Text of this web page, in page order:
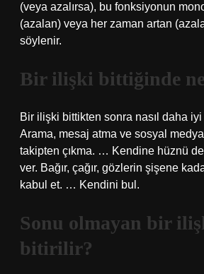
(veya azalırsa), bu fonksiyonun
(azalan) veya her zaman artan
söylenir.
Bir ilişki bittiğinde ne
Bir ilişki bittikten sonra nasıl daha
Arama, mesaj atma ve sosyal medya
takipten çıkma. … Kendine hüznü
ver. Bağır, çağır, gözlerin şişene
kabul et. … Kendini bul.
Sonu olmayan bir
bitirilir?